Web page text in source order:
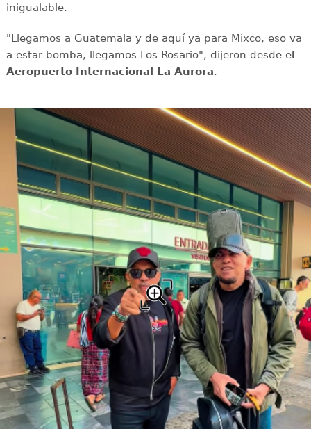
inigualable.
"Llegamos a Guatemala y de aquí ya para Mixco, eso va
a estar bomba, llegamos Los Rosario", dijeron desde el
Aeropuerto Internacional La Aurora.